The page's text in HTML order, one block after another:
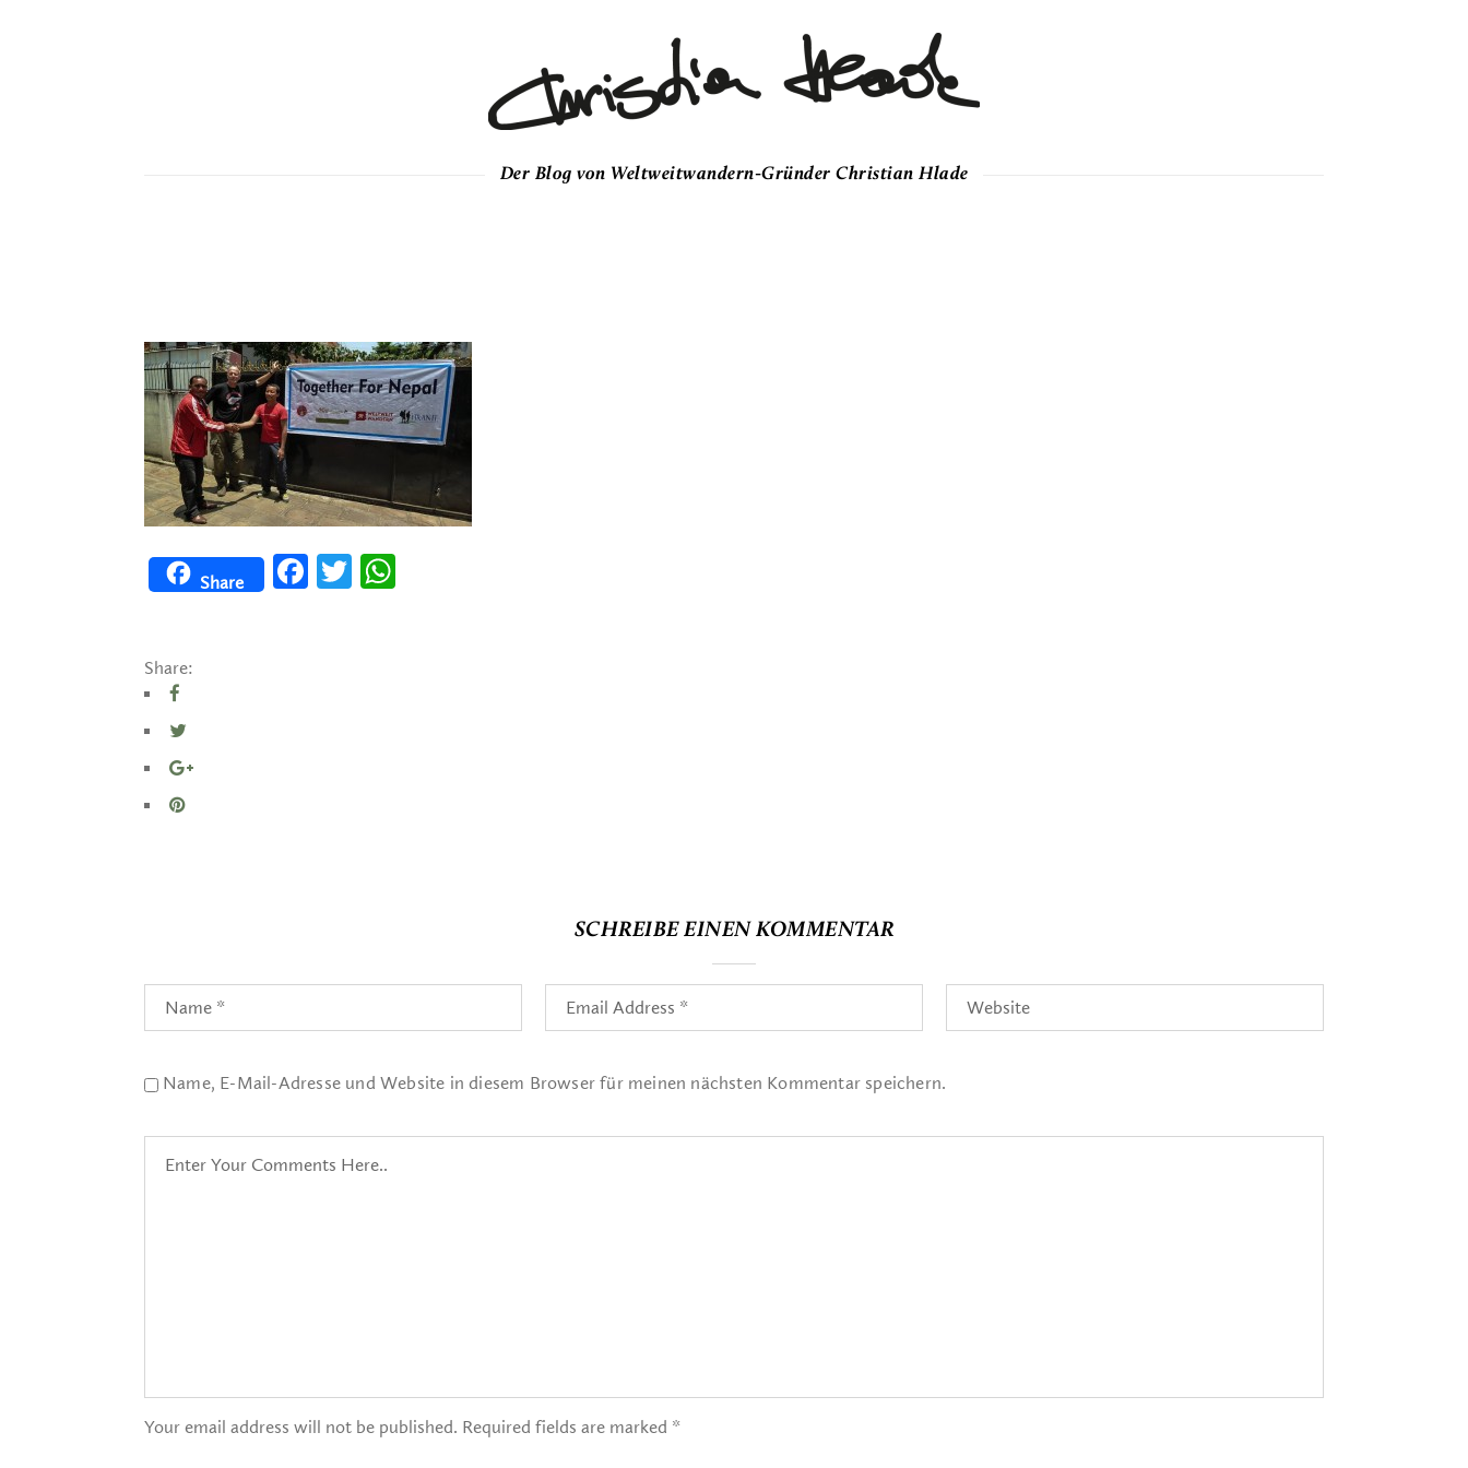
Der Blog von Weltweitwandern-Gründer Christian Hlade
Share
FacebookTwitter
Share:
SCHREIBE EINEN KOMMENTAR
Name, E-Mail-Adresse und Website in diesem Browser für meinen nächsten Kommentar speichern.
Your email address will not be published. Required fields are marked *